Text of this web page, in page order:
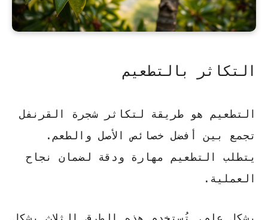
التكاثر بالتطعيم
التطعيم هو طريقة لتكاثر شجرة القرنفل
تجمع بين أفضل خصائص الأصل والطعم.
يتطلب التطعيم مهارة ودقة لضمان نجاح
العملية.